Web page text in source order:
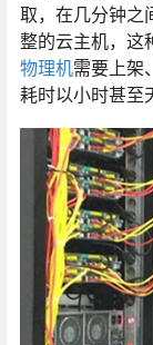
取，在几分钟之
整的云主机，这
物理机需要上架
耗时以小时甚至